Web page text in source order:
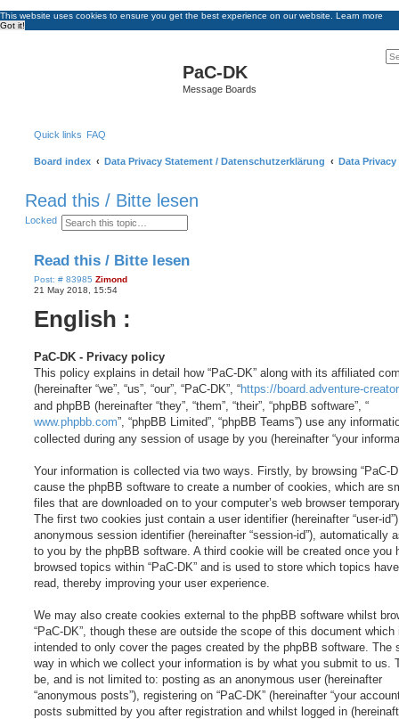
This website uses cookies to ensure you get the best experience on our website. Learn more
Got it!
PaC-DK
Message Boards
Quick links FAQ
Board index Data Privacy Statement / Datenschutzerklärung Data
Read this / Bitte lesen
Locked S
e
c
A
d
n
e
d
e
a
h
Read this / Bitte lesen
Post: # 83985 P
o
Zimond
21 May 2018, 15:54
English :
PaC-DK - Privacy policy
This policy explains in detail how “PaC-DK” along with its affiliated
(hereinafter “we”, “us”, “our”, “PaC-DK”, “https://board.adventure-
and phpBB (hereinafter “they”, “them”, “their”, “phpBB software”, “
www.phpbb.com”, “phpBB Limited”, “phpBB Teams”) use any
collected during any session of usage by you (hereinafter “your
Your information is collected via two ways. Firstly, by browsing “PaC-
cause the phpBB software to create a number of cookies, which are
files that are downloaded on to your computer’s web browser
The first two cookies just contain a user identifier (hereinafter “user-
anonymous session identifier (hereinafter “session-id”), automatically
to you by the phpBB software. A third cookie will be created once you
browsed topics within “PaC-DK” and is used to store which topics
read, thereby improving your user experience.
We may also create cookies external to the phpBB software whilst
“PaC-DK”, though these are outside the scope of this document which
intended to only cover the pages created by the phpBB software. The
way in which we collect your information is by what you submit to us.
be, and is not limited to: posting as an anonymous user (hereinafter
“anonymous posts”), registering on “PaC-DK” (hereinafter “your
posts submitted by you after registration and whilst logged in